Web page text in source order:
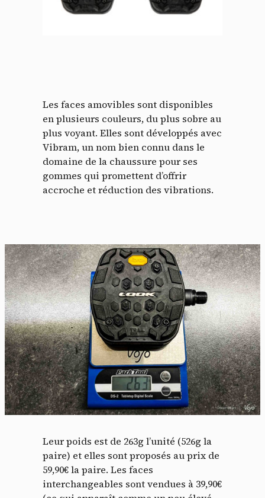
Les faces amovibles sont disponibles
en plusieurs couleurs, du plus sobre au
plus voyant. Elles sont développés avec
Vibram, un nom bien connu dans le
domaine de la chaussure pour ses
gommes qui promettent d’offrir
accroche et réduction des vibrations.
Leur poids est de 263g l’unité (526g la
paire) et elles sont proposés au prix de
59,90€ la paire. Les faces
interchangeables sont vendues à 39,90€